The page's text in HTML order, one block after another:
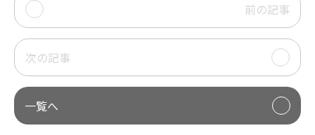
前の記事
次の記事
一覧へ